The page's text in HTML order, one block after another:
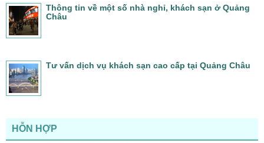
Thông tin về một số nhà nghỉ, khách sạn ở Quảng
Châu
Tư vấn dịch vụ khách sạn cao cấp tại Quảng Châu
HỖN HỢP